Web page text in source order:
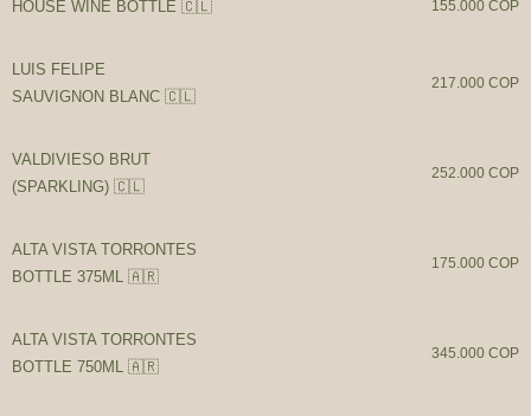
HOUSE WINE BOTTLE 🇨🇱 155.000 COP
LUIS FELIPE
SAUVIGNON BLANC 🇨🇱
217.000 COP
VALDIVIESO BRUT
(SPARKLING) 🇨🇱
252.000 COP
ALTA VISTA TORRONTES
BOTTLE 375ML 🇦🇷
175.000 COP
ALTA VISTA TORRONTES
BOTTLE 750ML 🇦🇷
345.000 COP